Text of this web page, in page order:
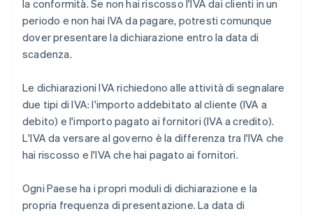
la conformità. Se non hai riscosso l'IVA dai clienti in un
periodo e non hai IVA da pagare, potresti comunque
dover presentare la dichiarazione entro la data di
scadenza.
Le dichiarazioni IVA richiedono alle attività di segnalare
due tipi di IVA: l'importo addebitato al cliente (IVA a
debito) e l'importo pagato ai fornitori (IVA a credito).
L'IVA da versare al governo è la differenza tra l'IVA che
hai riscosso e l'IVA che hai pagato ai fornitori.
Ogni Paese ha i propri moduli di dichiarazione e la
propria frequenza di presentazione. La data di